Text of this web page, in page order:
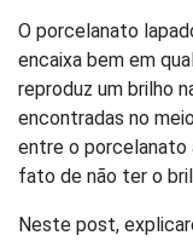
O porcelanato
encaixa bem em
reproduz um brilho
encontradas no
entre o porcelanato
fato de não ter o
Neste post,